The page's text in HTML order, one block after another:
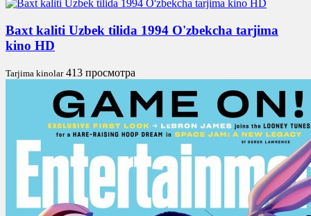
Baxt kaliti Uzbek tilida 1994 O'zbekcha tarjima
kino HD
Tarjima kinolar 413 просмотра